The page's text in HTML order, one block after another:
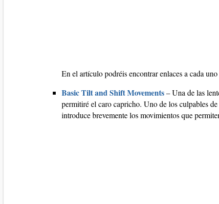
En el artículo podréis encontrar enlaces a cada
Basic Tilt and Shift Movements– Una de las
permitiré el caro capricho. Uno de los culpables
introduce brevemente los movimientos que